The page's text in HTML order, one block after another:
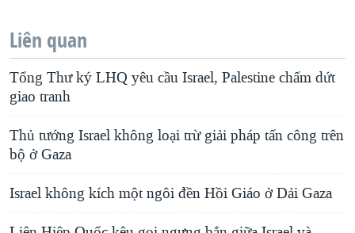
Liên quan
Tổng Thư ký LHQ yêu cầu Israel, Palestine chấm dứt
giao tranh
Thủ tướng Israel không loại trừ giải pháp tấn công trên
bộ ở Gaza
Israel không kích một ngôi đền Hồi Giáo ở Dải Gaza